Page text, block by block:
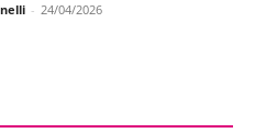
- 24/04/2026